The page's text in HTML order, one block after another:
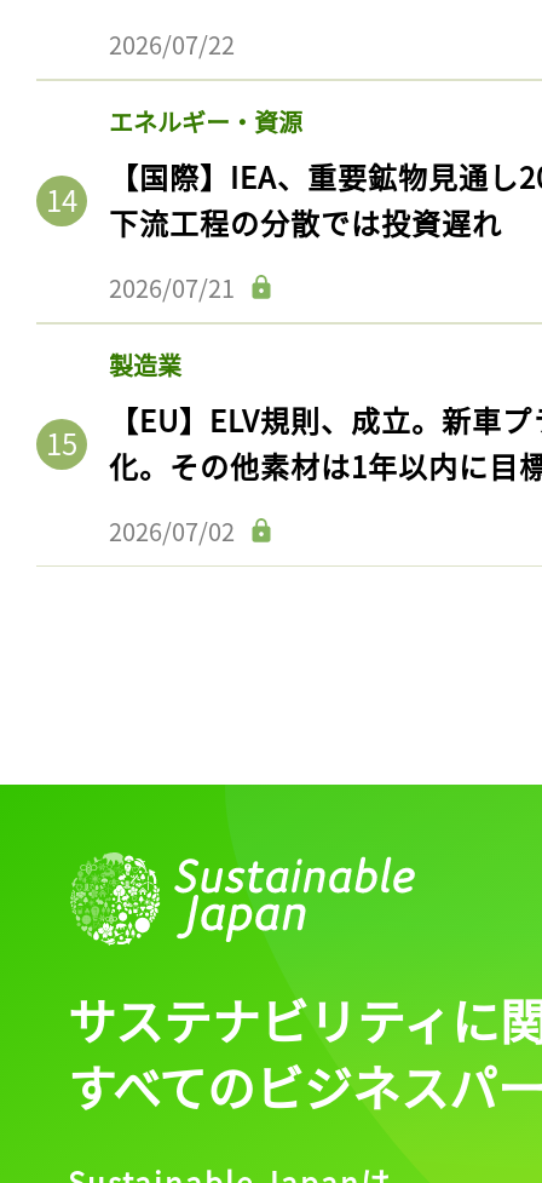
2026/07/22
エネルギー・資源
【国際】IEA、重要鉱物見通
下流工程の分散では投資遅れ
2026/07/21
製造業
【EU】ELV規則、成立。新車
化。その他素材は1年以内に目
2026/07/02
サステナビリティに
すべてのビジネスパ